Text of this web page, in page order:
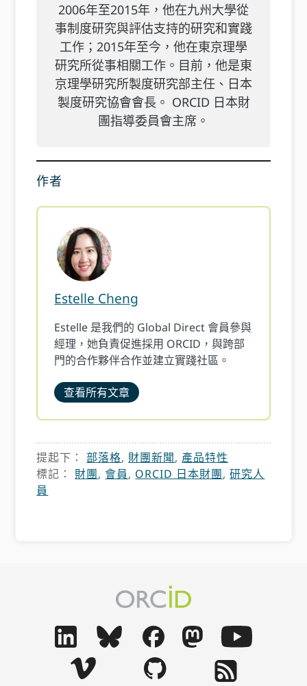
2006年至2015年，他在九州大學從
事制度研究與評估支持的研究和實踐
工作；2015年至今，他在東京理學
研究所從事相關工作。目前，他是東
京理學研究所製度研究部主任、日本
製度研究協會會長。 ORCID 日本財
團指導委員會主席。
作者
Estelle Cheng
Estelle 是我們的 Global Direct 會員參與
經理，她負責促進採用 ORCID，與跨部
門的合作夥伴合作並建立實踐社區。
查看所有文章
提起下：部落格, 財團新聞, 產品特性
標記： 財團,會員, ORCID 日本財團,研究人
員